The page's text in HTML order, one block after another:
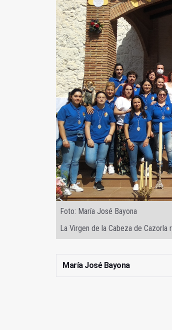
Foto: María José Bayona
La Virgen de la Cabeza de Cazorla
María José Bayona